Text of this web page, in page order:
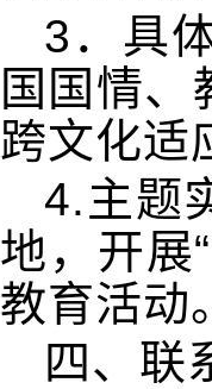
3．具
国国情
跨文化适
4.主题
地，开展
教育活动
四、联